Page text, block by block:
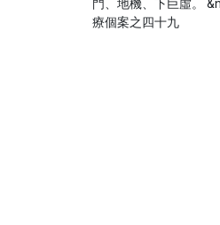
門、地機、下巨虛。
療個案之四十九